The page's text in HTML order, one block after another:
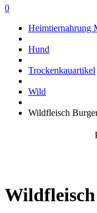
0
Heimtiernahrung
Hund
Trockenkauartikel
Wild
Wildfleisch